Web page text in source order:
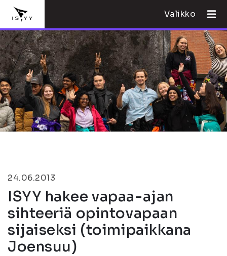
Valikko
24.06.2013
ISYY hakee vapaa-ajan
sihteeriä opintovapaan
sijaiseksi (toimipaikkana
Joensuu)